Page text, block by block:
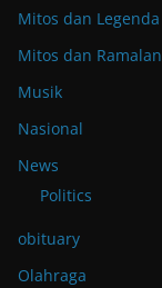
Mitos dan Legenda
Mitos dan Ramalan
Musik
Nasional
News
Politics
obituary
Olahraga